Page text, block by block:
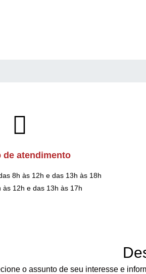
de atendimento
8h às 12h e das 13h às 18h
às 12h e das 13h às 17h
o assunto de seu interesse e